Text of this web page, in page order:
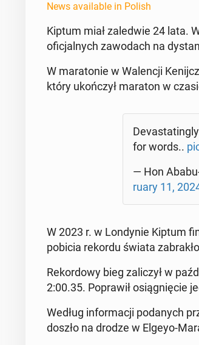
News available in Polish
Kiptum miał za­led­wie 24 lata.
ofic­jal­nych za­wodach na
W mara­tonie w Wa­lencji
który ukończył maraton w
for words..
— Hon Ababu-
ru­ary 11,
W 2023 r. w Lon­dynie Kiptum
pobicia rekordu świata
Reko­r­dowy bieg za­l­iczył w
2:00.35. Popraw­ił os­iąg­nię­cie
Według in­for­ma­cji po­danych
doszło na drodze w Elgeyo-